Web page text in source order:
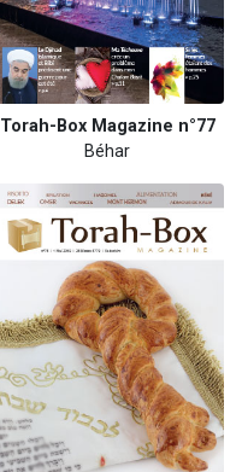
Torah-Box Magazine n°77
Béhar